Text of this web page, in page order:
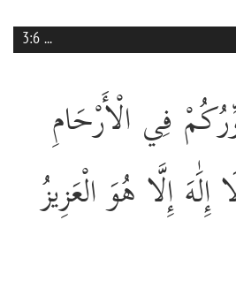
3:6 ...
فِي الْأَرْحَامِ
إِلَّا هُوَ الْعَزِيزُ